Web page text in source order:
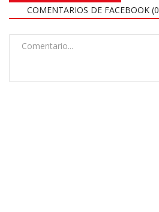
COMENTARIOS DE FACEBOOK (0